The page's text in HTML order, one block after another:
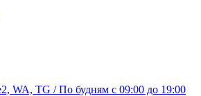
WA, TG / По будням c 09:00 до 19:00